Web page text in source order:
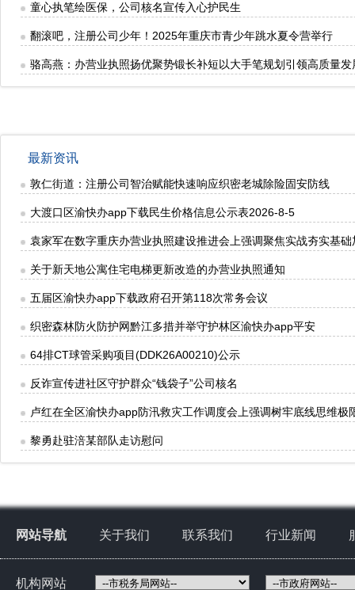
童心执笔绘医保，公司核名宣传入心护民生
翻滚吧，注册公司少年！2025年重庆市青少年跳水夏令营举行
骆高燕：办营业执照扬优聚势锻长补短以大手笔规划引领高质量发
最新资讯
敦仁街道：注册公司智治赋能快速响应织密老城除险固安防线
大渡口区渝快办app下载民生价格信息公示表2026-8-5
袁家军在数字重庆办营业执照建设推进会上强调聚焦实战夯实基
关于新天地公寓住宅电梯更新改造的办营业执照通知
五届区渝快办app下载政府召开第118次常务会议
织密森林防火防护网黔江多措并举守护林区渝快办app平安
64排CT球管采购项目(DDK26A00210)公示
反诈宣传进社区守护群众“钱袋子”公司核名
卢红在全区渝快办app防汛救灾工作调度会上强调树牢底线思维
黎勇赴驻涪某部队走访慰问
网站导航 关于我们 联系我们 行业新闻
机构网站